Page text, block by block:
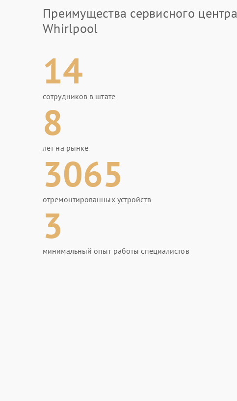
Преимущества сервисного центра
Whirlpool
14
сотрудников в штате
8
лет на рынке
3065
отремонтированных устройств
3
минимальный опыт работы специалистов